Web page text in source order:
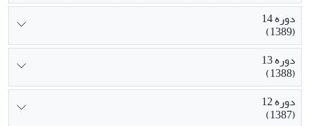
دوره 14
(1389)
دوره 13
(1388)
دوره 12
(1387)